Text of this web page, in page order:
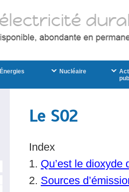
Le SO2
Index
1. Qu’est le dioxyde
2. Sources
Énergies Nucléaire